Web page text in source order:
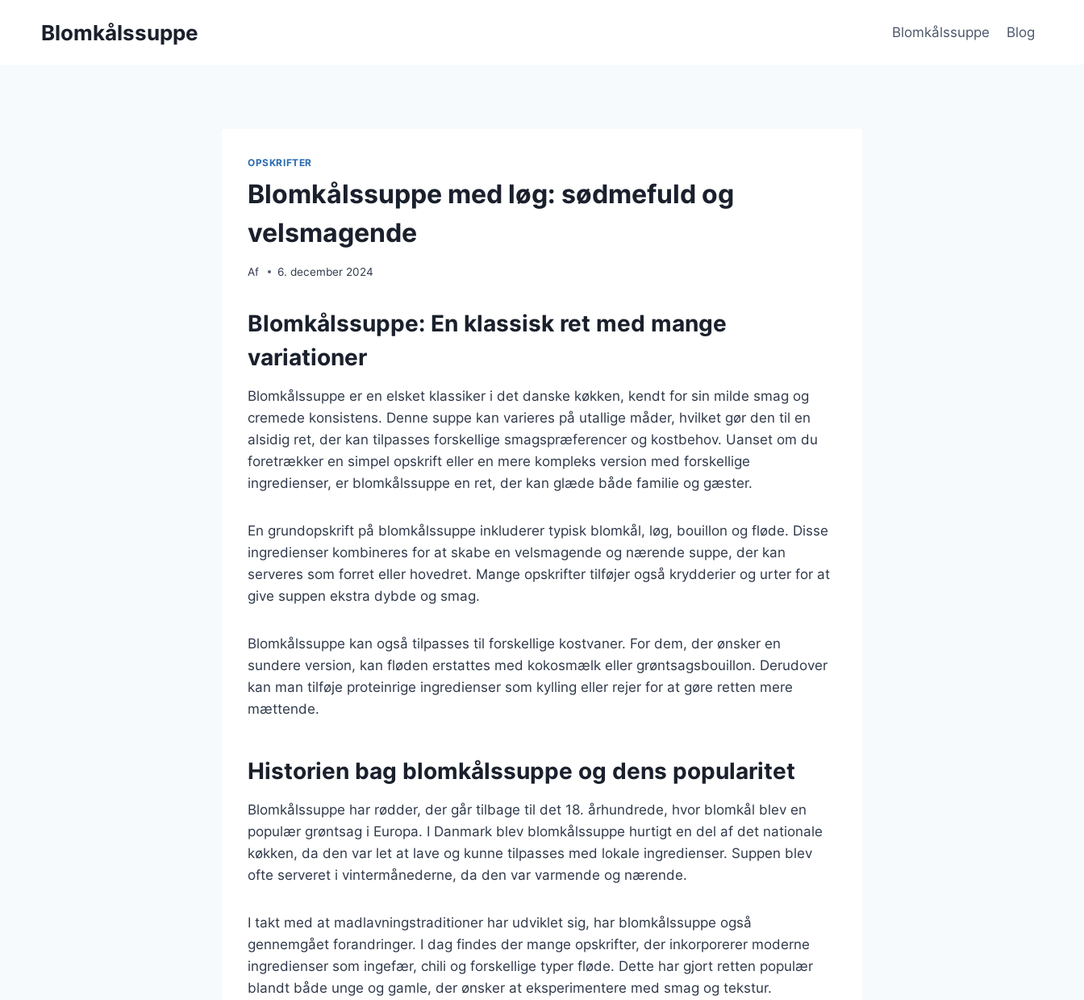
Blomkålssuppe Blomkålssuppe Blog
OPSKRIFTER
Blomkålssuppe med løg: sødmefuld og
velsmagende
Af 6. december 2024
Blomkålssuppe: En klassisk ret med mange
variationer
Blomkålssuppe er en elsket klassiker i det danske køkken, kendt for sin milde smag og
cremede konsistens. Denne suppe kan varieres på utallige måder, hvilket gør den til en
alsidig ret, der kan tilpasses forskellige smagspræferencer og kostbehov. Uanset om du
foretrækker en simpel opskrift eller en mere kompleks version med forskellige
ingredienser, er blomkålssuppe en ret, der kan glæde både familie og gæster.
En grundopskrift på blomkålssuppe inkluderer typisk blomkål, løg, bouillon og fløde. Disse
ingredienser kombineres for at skabe en velsmagende og nærende suppe, der kan
serveres som forret eller hovedret. Mange opskrifter tilføjer også krydderier og urter for at
give suppen ekstra dybde og smag.
Blomkålssuppe kan også tilpasses til forskellige kostvaner. For dem, der ønsker en
sundere version, kan fløden erstattes med kokosmælk eller grøntsagsbouillon. Derudover
kan man tilføje proteinrige ingredienser som kylling eller rejer for at gøre retten mere
mættende.
Historien bag blomkålssuppe og dens popularitet
Blomkålssuppe har rødder, der går tilbage til det 18. århundrede, hvor blomkål blev en
populær grøntsag i Europa. I Danmark blev blomkålssuppe hurtigt en del af det nationale
køkken, da den var let at lave og kunne tilpasses med lokale ingredienser. Suppen blev
ofte serveret i vintermånederne, da den var varmende og nærende.
I takt med at madlavningstraditioner har udviklet sig, har blomkålssuppe også
gennemgået forandringer. I dag findes der mange opskrifter, der inkorporerer moderne
ingredienser som ingefær, chili og forskellige typer fløde. Dette har gjort retten populær
blandt både unge og gamle, der ønsker at eksperimentere med smag og tekstur.